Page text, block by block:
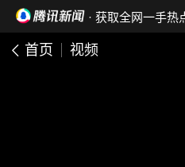
· 获取全网一手热
首页 视频